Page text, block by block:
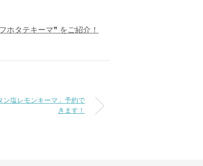
ホタテキーマ❞ をご紹介！
ン塩レモンキーマ」予約で
きます！